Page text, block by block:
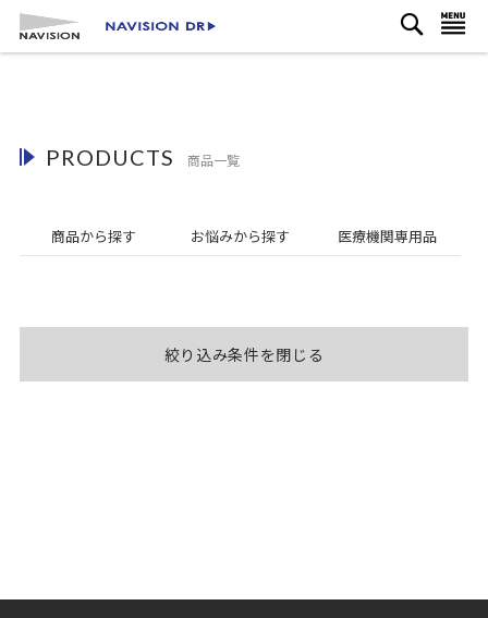
コ
ン
ス
検
索
PRODUCTS 商品一覧
商品から探す お悩みから探す 医療機関専用品
絞り込み条件を閉じる